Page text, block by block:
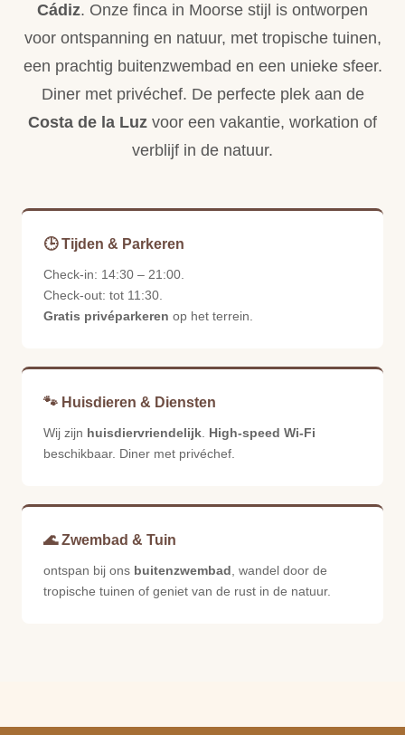
Cádiz. Onze finca in Moorse stijl is ontworpen
voor ontspanning en natuur, met tropische tuinen,
een prachtig buitenzwembad en een unieke sfeer.
Diner met privéchef. De perfecte plek aan de
Costa de la Luz voor een vakantie, workation of
verblijf in de natuur.
🕒 Tijden & Parkeren
Check-in: 14:30 – 21:00.
Check-out: tot 11:30.
Gratis privéparkeren op het terrein.
🐾 Huisdieren & Diensten
Wij zijn huisdiervriendelijk High-speed Wi-Fi
beschikbaar. Diner met privéchef.
🌊 Zwembad & Tuin
ontspan bij ons buitenzwembad , wandel door de
tropische tuinen of geniet van de rust in de natuur.